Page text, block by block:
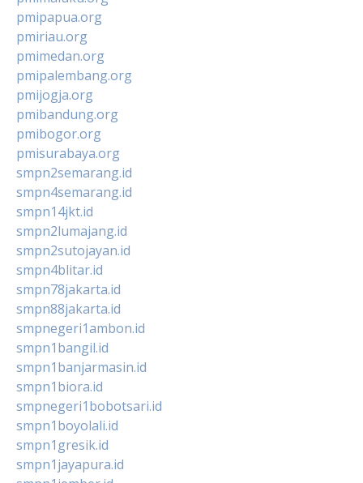
pmipapua.org
pmiriau.org
pmimedan.org
pmipalembang.org
pmijogja.org
pmibandung.org
pmibogor.org
pmisurabaya.org
smpn2semarang.id
smpn4semarang.id
smpn14jkt.id
smpn2lumajang.id
smpn2sutojayan.id
smpn4blitar.id
smpn78jakarta.id
smpn88jakarta.id
smpnegeri1ambon.id
smpn1bangil.id
smpn1banjarmasin.id
smpn1biora.id
smpnegeri1bobotsari.id
smpn1boyolali.id
smpn1gresik.id
smpn1jayapura.id